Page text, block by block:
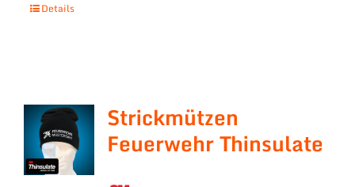
Details
Strickmützen
Feuerwehr Thinsulate